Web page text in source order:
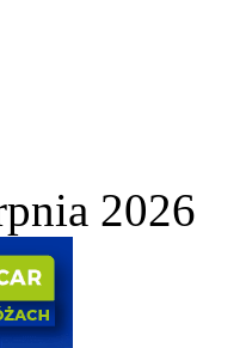
2026